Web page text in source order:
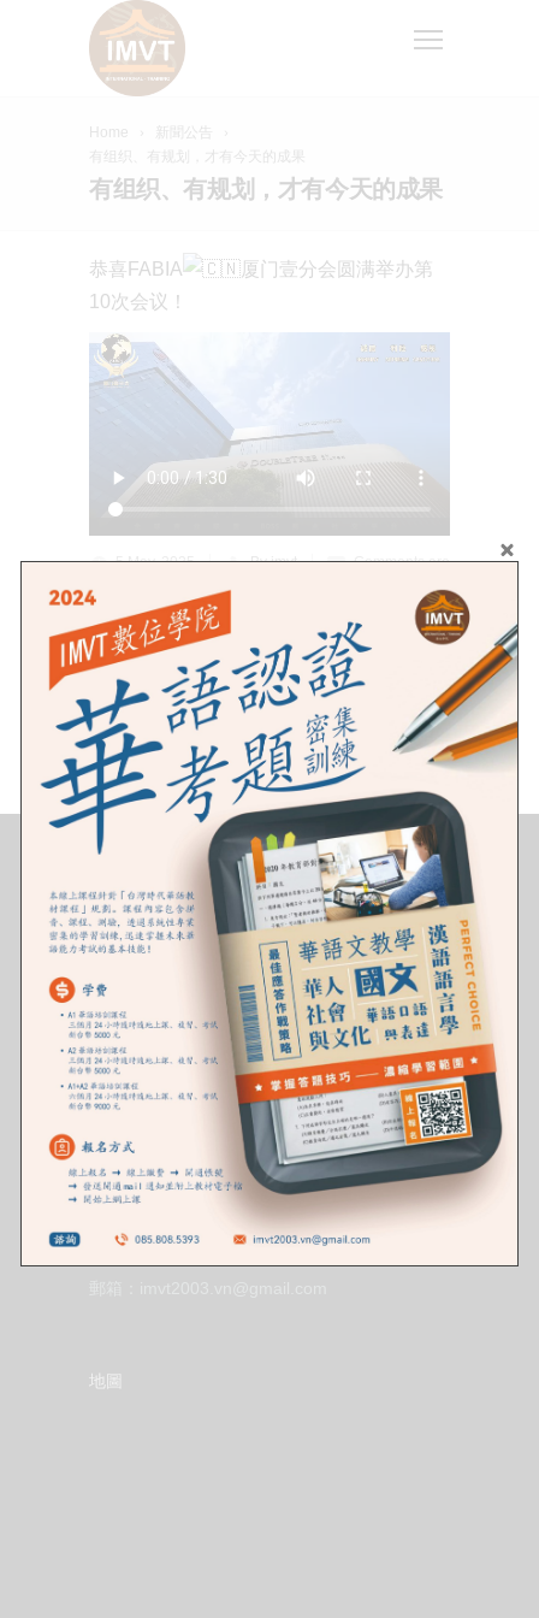
Home
新聞公告
有组织、有规划，才有今天的成果
有组织、有规划，才有今天的成果
恭喜FABIA
厦门壹分会圆满举办第
10次会议！
5 May, 2025 By imvt
Comments are
聯絡資訊
地址：36 P. Dịch Vọng Hậu, Cầu Giấy, Hà Nội,
Việt Nam
電話：085.808.5393
地圖